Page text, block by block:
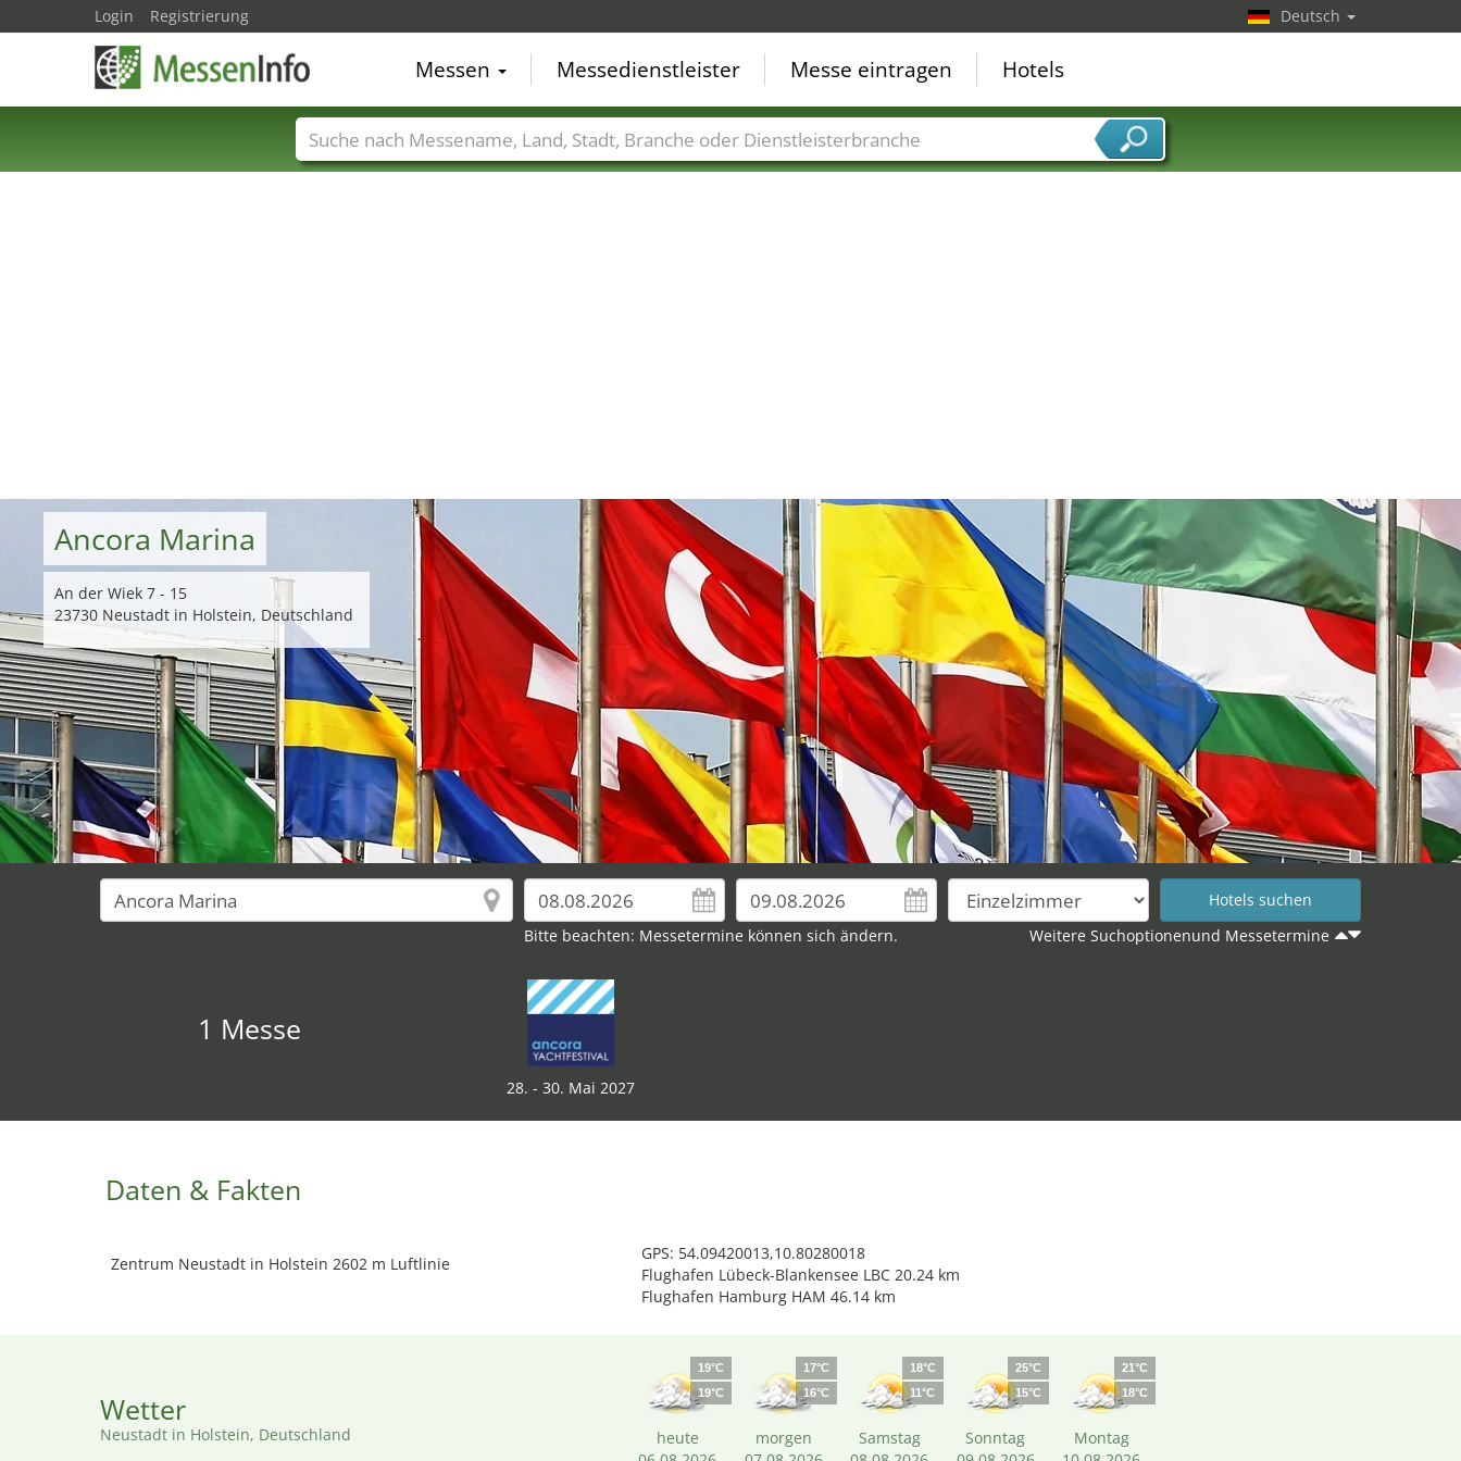
Ancora Marina
An der Wiek 7 - 15
23730 Neustadt in Holstein, Deutschland
Bitte beachten: Messetermine können sich ändern. Weitere Suchoptionenund Messetermine
1 Messe
28. - 30. Mai 2027
Daten & Fakten
Zentrum Neustadt in Holstein 2602 m Luftlinie
GPS: 54.09420013,10.80280018
Flughafen Lübeck-Blankensee LBC 20.24 km
Flughafen Hamburg HAM 46.14 km
Wetter
Neustadt in Holstein, Deutschland
19°C
19°C
heute
17°C
16°C
morgen
18°C
11°C
Samstag
25°C
15°C
Sonntag
21°C
18°C
Montag
Login Registrierung Deutsch
Messen Messedienstleister Messe eintragen Hotels
Messenamen Länder Städte Branchen Dienstleisterbranchen